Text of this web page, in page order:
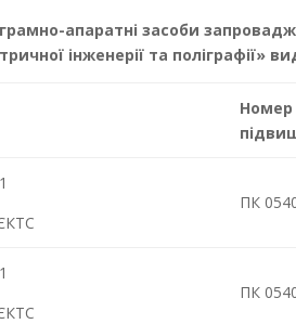
апаратні засоби
інженерії та поліграфії»
Номер
ПК
ПК